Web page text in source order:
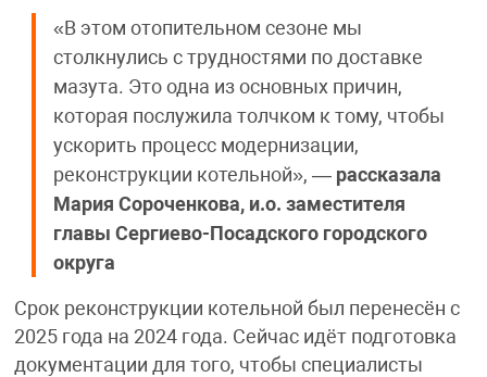
«В этом отопительном сезоне мы
столкнулись с трудностями по доставке
мазута. Это одна из основных причин,
которая послужила толчком к тому, чтобы
ускорить процесс модернизации,
реконструкции котельной», — рассказала
Мария Сороченкова, и.о. заместителя
главы Сергиево-Посадского городского
округа
Срок реконструкции котельной был перенесён с
2025 года на 2024 года. Сейчас идёт подготовка
документации для того, чтобы специалисты